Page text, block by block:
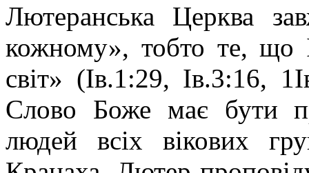
Лютеранська Церква
кожному», тобто те, що
світ» (Ів.1:29, Ів.3:16,
Слово Боже має бути
людей всіх вікових